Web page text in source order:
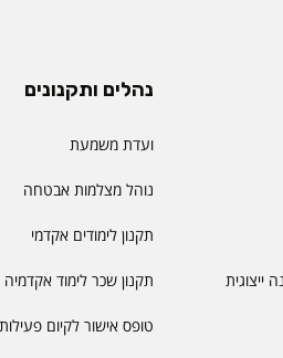
נהלים ותקנונים
ועדת משמעת
נוהל מצלמות אבטחה
תקנון לימודים אקדמי
תקנון שכר לימוד אקדמיה
טופס אישור לקיום